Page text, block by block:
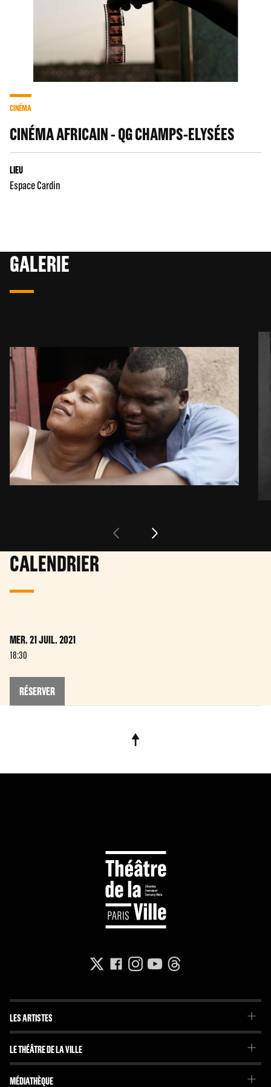
CINÉMA
CINÉMA AFRICAIN - QG CHAMPS-ELYSÉES
LIEU
Espace Cardin
GALERIE
CALENDRIER
MER. 21 JUIL. 2021
18:30
RÉSERVER
LES ARTISTES
La Troupe du Théâtre de la Ville
La Troupe de l'Imaginaire
LE THÉÂTRE DE LA VILLE
Le Projet
Projets internationaux
MÉDIATHÈQUE